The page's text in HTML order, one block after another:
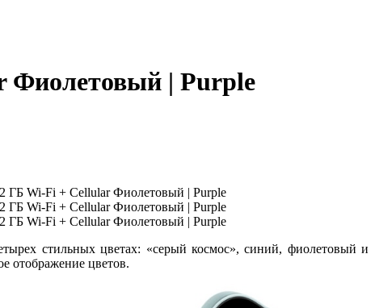
Фиолетовый | Purple
стильных цветах: «серый космос», синий, фиолетовый и
отображение цветов.